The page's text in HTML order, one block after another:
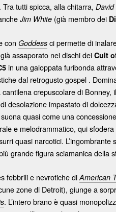
tutti spicca, alla chitarra,
Jim White (già membro dei
con Goddess ci permette di
assaporato nei dischi dei Cult
in una galoppata furibonda
dal retrogusto gospel .
crepuscolare di
desolazione impastato di
quasi come una
e melodrammatico, qui
quasi narcotici.
grande figura sciamanica della
febbrili e nevrotiche di American
zone di Detroit), giunge a
. L’intero brano è quasi